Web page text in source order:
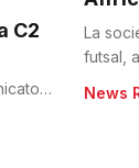
C2
La
futsal,
News